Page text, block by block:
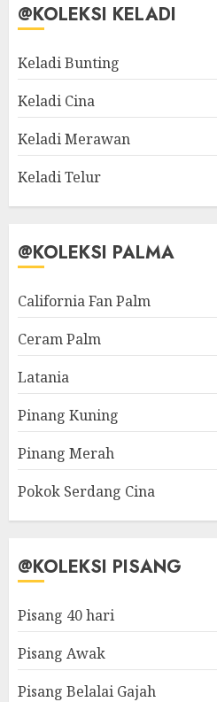
@KOLEKSI KELADI
Keladi Bunting
Keladi Cina
Keladi Merawan
Keladi Telur
@KOLEKSI PALMA
California Fan Palm
Ceram Palm
Latania
Pinang Kuning
Pinang Merah
Pokok Serdang Cina
@KOLEKSI PISANG
Pisang 40 hari
Pisang Awak
Pisang Belalai Gajah